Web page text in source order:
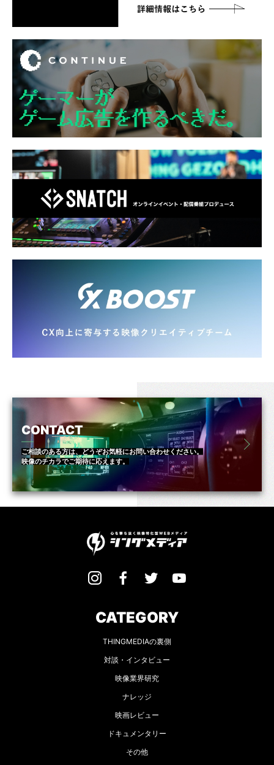
CONTACT
ご相談のある方は、どうぞお気軽にお問い合わせください。
映像のチカラでご期待に応えます。
CATEGORY
THINGMEDIAの裏側
対談・インタビュー
映像業界研究
ナレッジ
映画レビュー
ドキュメンタリー
その他